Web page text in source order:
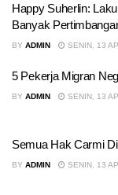
Happy Suherlin:
Banyak
BY ADMIN SENIN, 13
5 Pekerja Migran
BY ADMIN SENIN, 13
Semua Hak Carmi
BY ADMIN SENIN, 13